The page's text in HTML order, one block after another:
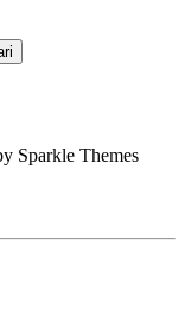
Sparkle Themes